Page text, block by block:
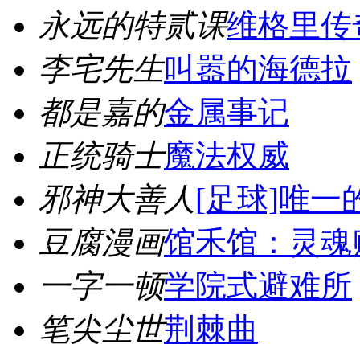
永远的特贰课维格里传
李宅先生叫嚣的海德拉
都是嘉的金属事记
正统骑士魔法权威
邪神大善人 [足球]唯一
豆腐漫画馆禾馆：灵魂
一字一顿学院式避难所
笔尖尘世荆棘曲